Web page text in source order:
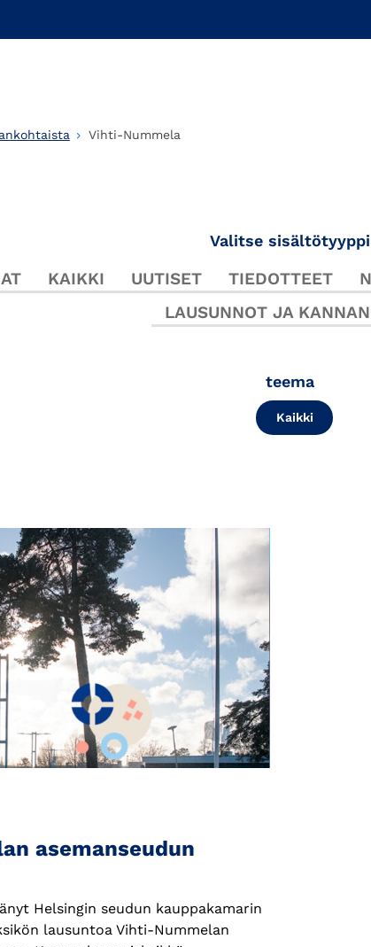
Vihti-Nummela
Valitse sisältötyyppi
KAIKKI UUTISET TIEDOTTEET
LAUSUNNOT JA
teema
Kaikki
asemanseudun
Helsingin seudun kauppakamarin
lausuntoa Vihti-Nummelan